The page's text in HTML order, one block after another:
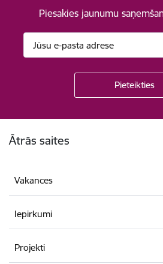
Piesakies jaunumu
Ātrās saites
Vakances
Iepirkumi
Projekti